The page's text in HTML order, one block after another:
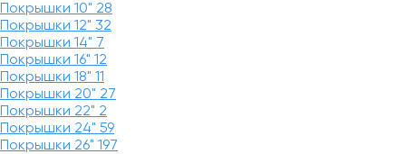
Покрышки 10" 28
Покрышки 12" 32
Покрышки 14" 7
Покрышки 16" 12
Покрышки 18" 11
Покрышки 20" 27
Покрышки 22" 2
Покрышки 24" 59
Покрышки 26" 197